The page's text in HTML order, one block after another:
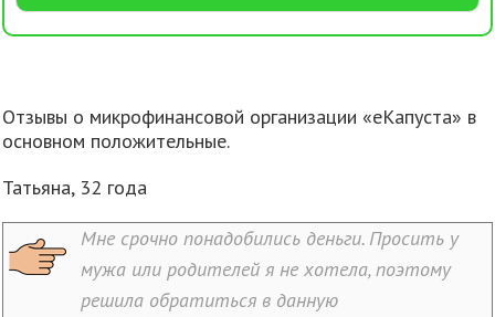
Отзывы о микрофинансовой организации «еКапуста» в
основном положительные.
Татьяна, 32 года
Мне срочно понадобились деньги. Просить у
мужа или родителей я не хотела, поэтому
решила обратиться в данную